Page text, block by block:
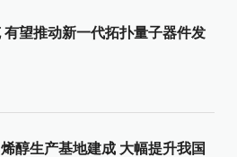
望推动新一代拓扑量子器件发
醇生产基地建成 大幅提升我国